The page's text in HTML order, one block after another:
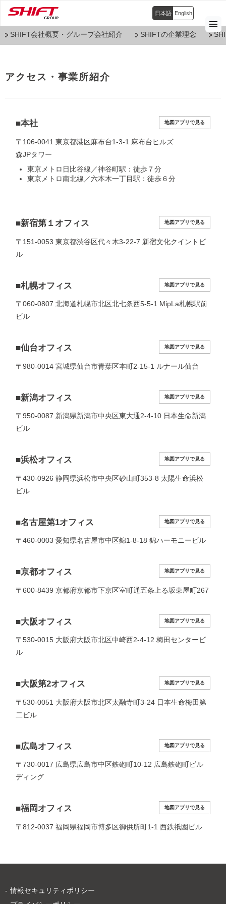
日本語 English
SHIFT会社概要・グループ会社紹介 SHIFTの企業理念
アクセス・事業所紹介
■本社 地図アプリで見る
〒106-0041 東京都港区麻布台1-3-1 麻布台ヒルズ
森JPタワー
東京メトロ日比谷線／神谷町駅：徒歩７分
東京メトロ南北線／六本木一丁目駅：徒歩６分
■新宿第１オフィス 地図アプリで見る
〒151-0053 東京都渋谷区代々木3-22-7 新宿文化クイントビ
ル
■札幌オフィス 地図アプリで見る
〒060-0807 北海道札幌市北区北七条西5-5-1 MipLa札幌駅前
ビル
■仙台オフィス 地図アプリで見る
〒980-0014 宮城県仙台市青葉区本町2-15-1 ルナール仙台
■新潟オフィス 地図アプリで見る
〒950-0087 新潟県新潟市中央区東大通2-4-10 日本生命新潟
ビル
■浜松オフィス 地図アプリで見る
〒430-0926 静岡県浜松市中央区砂山町353-8 太陽生命浜松
ビル
■名古屋第1オフィス 地図アプリで見る
〒460-0003 愛知県名古屋市中区錦1-8-18 錦ハーモニービル
■京都オフィス 地図アプリで見る
〒600-8439 京都府京都市下京区室町通五条上る坂東屋町267
■大阪オフィス 地図アプリで見る
〒530-0015 大阪府大阪市北区中崎西2-4-12 梅田センタービ
ル
■大阪第2オフィス 地図アプリで見る
〒530-0051 大阪府大阪市北区太融寺町3-24 日本生命梅田第
二ビル
■広島オフィス 地図アプリで見る
〒730-0017 広島県広島市中区鉄砲町10-12 広島鉄砲町ビル
ディング
■福岡オフィス 地図アプリで見る
〒812-0037 福岡県福岡市博多区御供所町1-1 西鉄祇園ビル
情報セキュリティポリシー